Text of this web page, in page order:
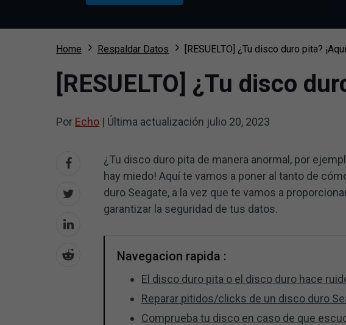
Home Respaldar Datos [RESUELTO] ¿Tu disco duro pita?
[RESUELTO] ¿Tu disco
Por Echo | Última actualización julio 20, 2023
¿Tu disco duro pita de manera anormal, por
hay miedo! Aquí te vamos a poner al tanto de
duro Seagate, a la vez que te vamos a
garantizar la seguridad de tus datos.
Navegacion rapida :
El disco duro pita o el disco duro hace
Reparar pitidos/clicks de un disco duro
Comprueba tu disco en caso de que